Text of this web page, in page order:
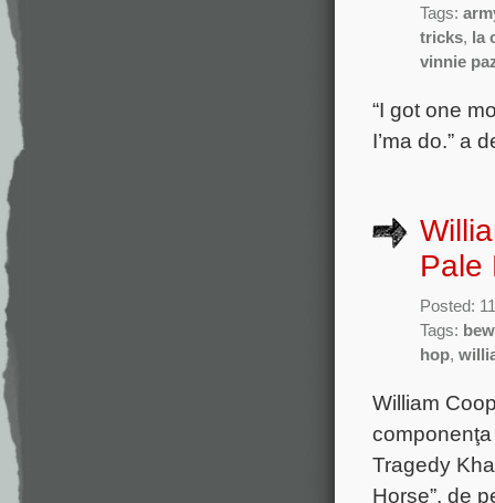
Tags:
tricks, la
vinnie
“I got one
I’ma do.” a
Pale
Posted:
Tags:
hop,
William
Tragedy
Horse”, de